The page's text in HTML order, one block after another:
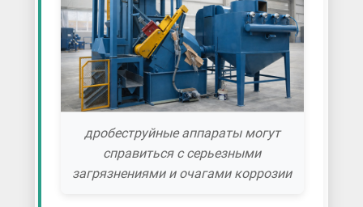
дробеструйные аппараты могут
справиться с серьезными
загрязнениями и очагами коррозии